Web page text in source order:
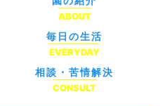
ABOUT
毎日の生活
EVERYDAY
相談・苦情解決
CONSULT